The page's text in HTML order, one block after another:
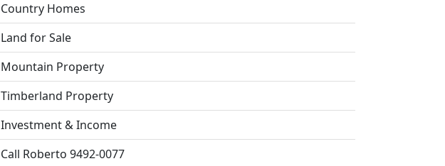
Country Homes
Land for Sale
Mountain Property
Timberland Property
Investment & Income
Call Roberto 9492-0077